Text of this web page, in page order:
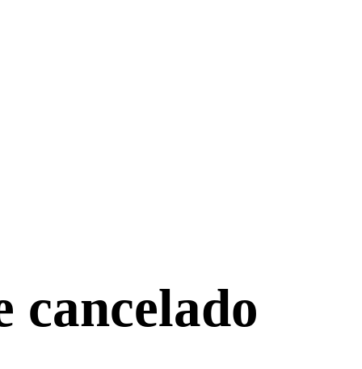
cancelado